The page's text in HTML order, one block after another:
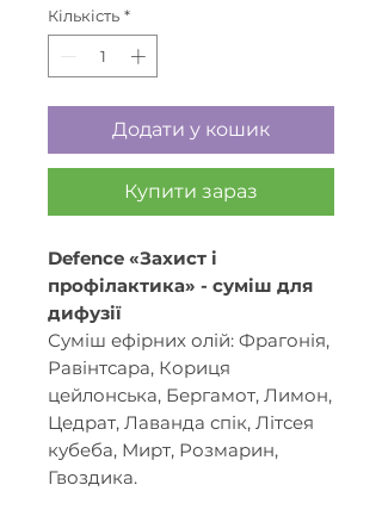
Кількість *
Додати у кошик
Купити зараз
Defence «Захист і
профілактика» - суміш для
дифузії
Суміш ефірних олій: Фрагонія,
Равінтсара, Кориця
цейлонська, Бергамот, Лимон,
Цедрат, Лаванда спік, Літсея
кубеба, Мирт, Розмарин,
Гвоздика.